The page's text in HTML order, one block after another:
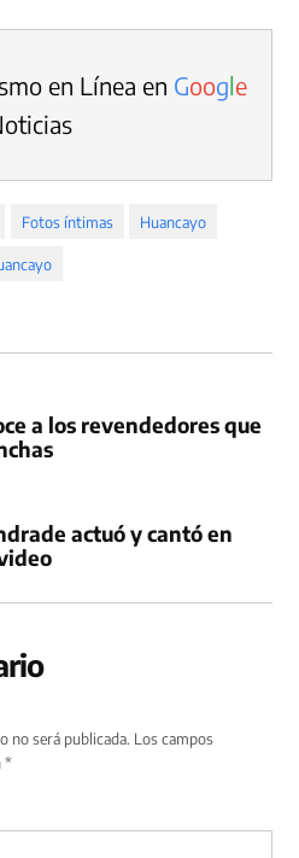
en Línea en Google
Fotos íntimas Huancayo
a los revendedores que
actuó y cantó en
no será publicada. Los campos
*